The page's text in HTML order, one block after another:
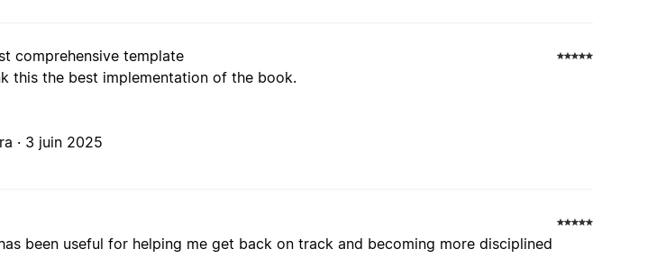
comprehensive template
this the best implementation of the book.
· 3 juin 2025
been useful for helping me get back on track and becoming more disciplined